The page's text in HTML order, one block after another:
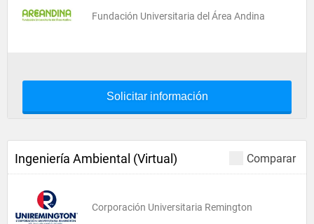
Fundación Universitaria del Área Andina
Solicitar información
Comparar
Ingeniería Ambiental (Virtual)
Corporación Universitaria Remington